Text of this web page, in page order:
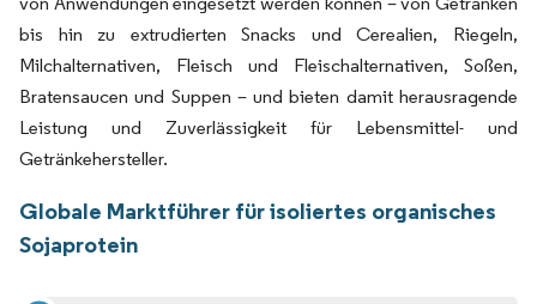
bis hin zu extrudierten Snacks und Cerealien, Riegeln,
Milchalternativen, Fleisch und Fleischalternativen, Soßen,
Bratensaucen und Suppen – und bieten damit herausragende
Leistung und Zuverlässigkeit für Lebensmittel- und
Getränkehersteller.
Globale Marktführer für isoliertes organisches
Sojaprotein